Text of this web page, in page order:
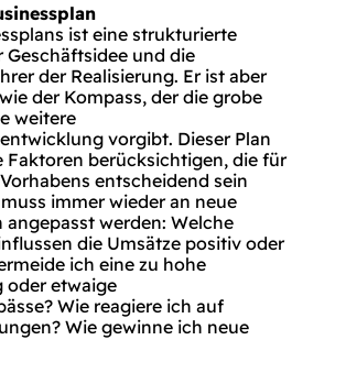
ist eine strukturierte
Geschäftsidee und die
der Realisierung. Er ist aber
der Kompass, der die grobe
weitere
vorgibt. Dieser Plan
Faktoren berücksichtigen, die für
entscheidend sein
immer wieder an neue
angepasst werden: Welche
die Umsätze positiv oder
ich eine zu hohe
oder etwaige
Wie reagiere ich auf
Wie gewinne ich neue